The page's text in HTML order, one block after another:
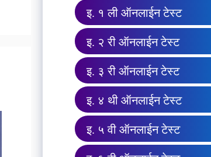
इ. १ ली ऑनलाईन टेस्ट
इ. २ री ऑनलाईन टेस्ट
इ. ३ री ऑनलाईन टेस्ट
इ. ४ थी ऑनलाईन टेस्ट
इ. ५ वी ऑनलाईन टेस्ट